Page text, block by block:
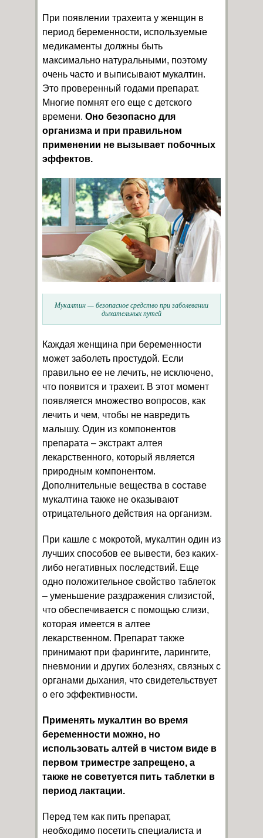
При появлении трахеита у женщин в
период беременности, используемые
медикаменты должны быть
максимально натуральными, поэтому
очень часто и выписывают мукалтин.
Это проверенный годами препарат.
Многие помнят его еще с детского
времени. Оно безопасно для
организма и при правильном
применении не вызывает побочных
эффектов.
Мукалтин — безопасное средство при заболевании
дыхательных путей
Каждая женщина при беременности
может заболеть простудой. Если
правильно ее не лечить, не исключено,
что появится и трахеит. В этот момент
появляется множество вопросов, как
лечить и чем, чтобы не навредить
малышу. Один из компонентов
препарата – экстракт алтея
лекарственного, который является
природным компонентом.
Дополнительные вещества в составе
мукалтина также не оказывают
отрицательного действия на организм.
При кашле с мокротой, мукалтин один из
лучших способов ее вывести, без каких-
либо негативных последствий. Еще
одно положительное свойство таблеток
– уменьшение раздражения слизистой,
что обеспечивается с помощью слизи,
которая имеется в алтее
лекарственном. Препарат также
принимают при фарингите, ларингите,
пневмонии и других болезнях, связных с
органами дыхания, что свидетельствует
о его эффективности.
Применять мукалтин во время
беременности можно, но
использовать алтей в чистом виде в
первом триместре запрещено, а
также не советуется пить таблетки в
период лактации.
Перед тем как пить препарат,
необходимо посетить специалиста и